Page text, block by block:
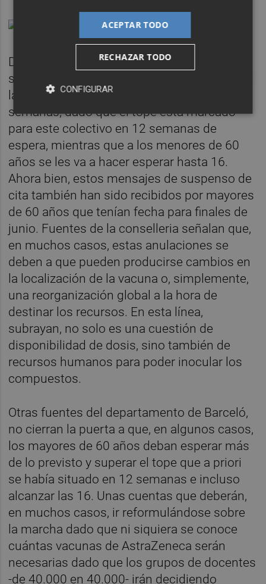
Desde la conselleria aseguran que
simplemente se retrasa a ese grupo de edad
la segunda dosis como mucho dos
semanas, dado que el tope está marcado
para este colectivo en 12 semanas de
espera, mientras que a los menores de 60
años se les va a hacer esperar hasta 16.
Ahora bien, estos mensajes de suspenso de
cita también han sido recibidos por mayores
de 60 años que tenían fecha para finales de
junio. Fuentes de la conselleria señalan que,
en muchos casos, estas anulaciones se
deben a que pueden producirse cambios en
la localización de la vacuna o, simplemente,
una reorganización global a la hora de
destinar los recursos. En esta línea,
subrayan, no solo es una cuestión de
disponibilidad de dosis, sino también de
recursos humanos para poder inocular los
compuestos.
Otras fuentes del departamento de Barceló,
no cierran la puerta a que, en algunos casos,
los mayores de 60 años deban esperar más
de lo previsto y superar el tope que a priori
se había situado en 12 semanas e incluso
alcanzar las 16. Unas cuentas que deberán,
en muchos casos, ir reformulándose sobre
la marcha dado que ni siquiera se conoce
cuántas vacunas de AstraZeneca serán
necesarias dado que los grupos de docentes
-de 40.000 en 40.000- irán decidiendo
ACEPTAR TODO
RECHAZAR TODO
CONFIGURAR